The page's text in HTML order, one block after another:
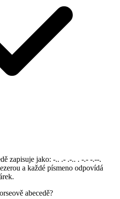
zapisuje jako: -.. .- .-.. . -.- -.--.
a každé písmeno odpovídá
abecedě?